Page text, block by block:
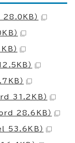
28.0KB）
）
）
）
）
31.2KB）
Word 28.6KB）
53.6KB）